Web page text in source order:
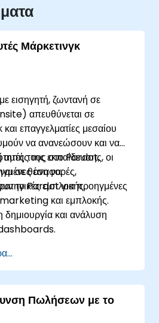
Μάρκετινγκ
εισηγητή, ζωντανή σε
απευθύνεται σε
και επαγγελματίες μεσαίου
να ανανεώσουν και να
τους στο Pardot,
αναφορές,
εμπλοκής.
της εκπαίδευσης, οι
σε θέση να:
το Pardot για προηγμένες
και εμπλοκής.
δημιουργία και ανάλυση
προγράμματα εμπλοκής.
δυναμικό περιεχόμενο και τις
ανακατευθύνσεις του
απόδοση των
Πωλήσεων με το